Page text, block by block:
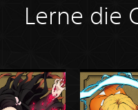
Lerne die